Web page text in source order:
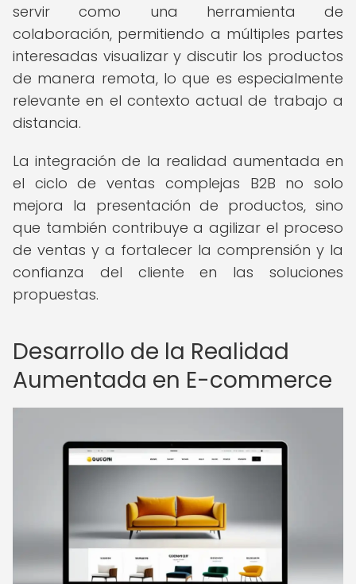
servir como una herramienta de
colaboración, permitiendo a múltiples partes
interesadas visualizar y discutir los productos
de manera remota, lo que es especialmente
relevante en el contexto actual de trabajo a
distancia.
La integración de la realidad aumentada en
el ciclo de ventas complejas B2B no solo
mejora la presentación de productos, sino
que también contribuye a agilizar el proceso
de ventas y a fortalecer la comprensión y la
confianza del cliente en las soluciones
propuestas.
Desarrollo de la Realidad
Aumentada en E-commerce